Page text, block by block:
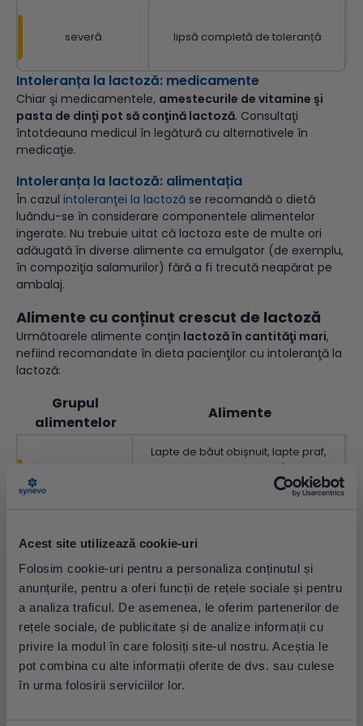
Acest site utilizează cookie-uri
Folosim cookie-uri pentru a personaliza conținutul și
anunțurile, pentru a oferi funcții de rețele sociale și pentru
a analiza traficul. De asemenea, le oferim partenerilor de
rețele sociale, de publicitate și de analize informații cu
privire la modul în care folosiți site-ul nostru. Aceștia le
pot combina cu alte informații oferite de dvs. sau culese
în urma folosirii serviciilor lor.
severă lipsă completă de toleranță
Intoleranța la lactoză: medicamente
Chiar şi medicamentele, amestecurile de vitamine şi
pasta de dinţi pot să conţină lactoză. Consultaţi
întotdeauna medicul în legătură cu alternativele în
medicaţie.
Intoleranța la lactoză: alimentația
În cazul intoleranţei la lactoză se recomandă o dietă
luându-se în considerare componentele alimentelor
ingerate. Nu trebuie uitat că lactoza este de multe ori
adăugată în diverse alimente ca emulgator (de exemplu,
în compoziţia salamurilor) fără a fi trecută neapărat pe
ambalaj.
Alimente cu conținut crescut de lactoză
Următoarele alimente conţin lactoză în cantităţi mari,
nefiind recomandate în dieta pacienţilor cu intoleranţă la
lactoză:
Grupul
alimentelor
Alimente
lactate
Lapte de băut obișnuit, lapte praf,
lapte condensat, budincă,
deserturi, smântână, brânză de
vaci, cașcaval, brânză topită,
Semipreparate
conserve
Dulciuri
Înghețată, ciocolată, bomboane
cu smântână și caramel, cremă
nuga și nuci, praline
*La prepararea brânzeturilor, lactoza este în parte
degradată în timpul fermentației; cantitatea de